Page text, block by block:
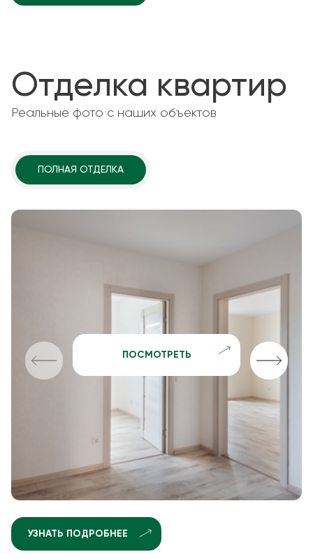
Отделка квартир
Реальные фото с наших объектов
ПОЛНАЯ ОТДЕЛКА
ПОСМОТРЕТЬ
УЗНАТЬ ПОДРОБНЕЕ